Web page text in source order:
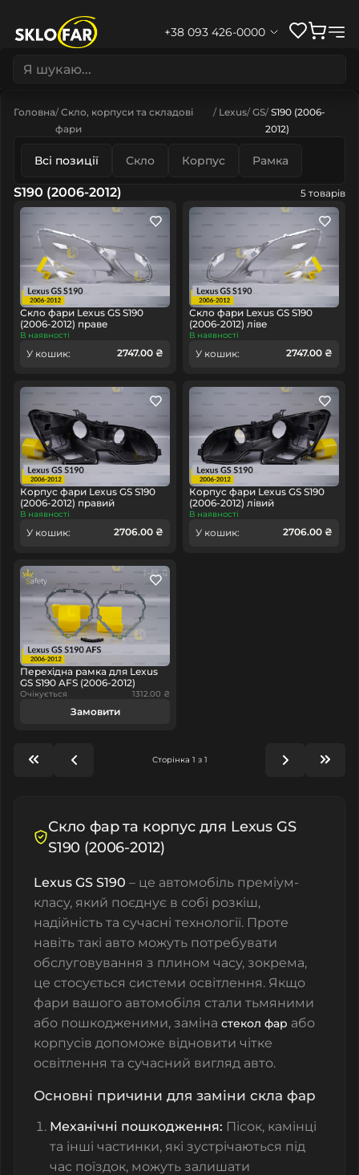
+38 093 426-0000
Головна Скло, корпуси та складові
фари
Lexus GS S190 (2006-
2012)
Всі позиції Скло Корпус Рамка
S190 (2006-2012) 5 товарів
Скло фари Lexus GS S190
(2006-2012) праве
В наявності
У кошик: 2747.00 ₴
Скло фари Lexus GS S190
(2006-2012) ліве
В наявності
У кошик: 2747.00 ₴
Корпус фари Lexus GS S190
(2006-2012) правий
В наявності
У кошик: 2706.00 ₴
Корпус фари Lexus GS S190
(2006-2012) лівий
В наявності
У кошик: 2706.00 ₴
Перехідна рамка для Lexus
GS S190 AFS (2006-2012)
Очікується 1312.00 ₴
Замовити
Сторінка 1 з 1
Скло фар та корпус для Lexus GS
S190 (2006-2012)
Lexus GS S190 – це автомобіль преміум-
класу, який поєднує в собі розкіш,
надійність та сучасні технології. Проте
навіть такі авто можуть потребувати
обслуговування з плином часу, зокрема,
це стосується системи освітлення. Якщо
фари вашого автомобіля стали тьмяними
або пошкодженими, заміна стекол фар або
корпусів допоможе відновити чітке
освітлення та сучасний вигляд авто.
Основні причини для заміни скла фар
Механічні пошкодження: Пісок, камінці
та інші частинки, які зустрічаються під
час поїздок, можуть залишати